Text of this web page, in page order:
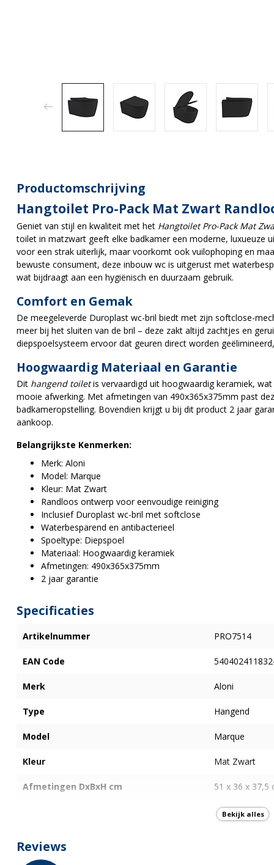
Productomschrijving
Hangtoilet Pro-Pack Mat Zwart
Geniet van stijl en kwaliteit met het Hangtoilet Pro-Pack Mat
toilet in matzwart geeft elke badkamer een moderne, luxueuze
voor een strak uiterlijk, maar voorkomt ook vuilophoping en
bewuste consument, deze inbouw wc is uitgerust met
wat bijdraagt aan een hygiënisch en duurzaam gebruik.
Comfort en Gemak
De meegeleverde Duroplast wc-bril biedt met zijn softclose-
meer bij het sluiten van de bril – deze zakt altijd zachtjes en
diepspoelsysteem ervoor dat geuren direct worden
Hoogwaardig Materiaal en Garantie
Dit hangend toiletis vervaardigd uit hoogwaardig keramiek,
mooie afwerking. Met afmetingen van 490x365x375mm past
badkameropstelling. Bovendien krijgt u bij dit product 2 jaar
aankoop.
Belangrijkste Kenmerken:
Merk: Aloni
Model: Marque
Kleur: Mat Zwart
Randloos ontwerp voor eenvoudige reiniging
Inclusief Duroplast wc-bril met softclose
Waterbesparend en antibacterieel
Spoeltype: Diepspoel
Materiaal: Hoogwaardig keramiek
Afmetingen: 490x365x375mm
2 jaar garantie
Specificaties
Artikelnummer PRO7514
EAN Code
Merk Aloni
Type Hangend
Model Marque
Kleur Mat Zwart
Afmetingen DxBxH cm 51 x 36 x 37,5
D- Vorm
Type Ophanging
Bekijk alles
Reviews